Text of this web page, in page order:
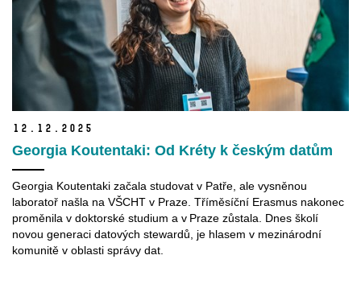
12. 12. 2025
Georgia Koutentaki: Od Kréty k českým datům
Georgia Koutentaki začala studovat v Patře, ale vysněnou
laboratoř našla na VŠCHT v Praze. Tříměsíční Erasmus nakonec
proměnila v doktorské studium a v Praze zůstala. Dnes školí
novou generaci datových stewardů, je hlasem v mezinárodní
komunitě v oblasti správy dat.